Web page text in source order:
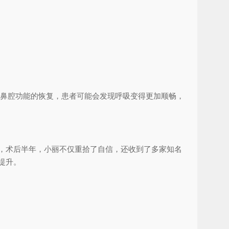
功能的恢复，患者可能会发现呼吸变得更加顺畅，
后半年，小丽不仅重拾了自信，还收到了多家知名
。